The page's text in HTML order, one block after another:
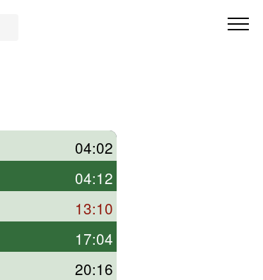
04:02
04:12
13:10
17:04
20:16